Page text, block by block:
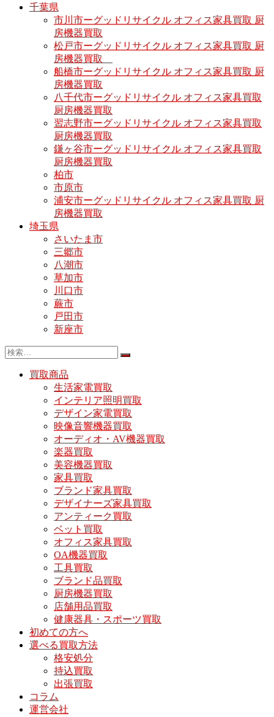
千葉県
市川市ーグッドリサイクル オフィス家具買取 厨
房機器買取
松戸市ーグッドリサイクル オフィス家具買取 厨
房機器買取
船橋市ーグッドリサイクル オフィス家具買取 厨
房機器買取
八千代市ーグッドリサイクル オフィス家具買取
厨房機器買取
習志野市ーグッドリサイクル オフィス家具買取
厨房機器買取
鎌ヶ谷市ーグッドリサイクル オフィス家具買取
厨房機器買取
柏市
市原市
浦安市ーグッドリサイクル オフィス家具買取 厨
房機器買取
埼玉県
さいたま市
三郷市
八潮市
草加市
川口市
蕨市
戸田市
新座市
買取商品
生活家電買取
インテリア照明買取
デザイン家電買取
映像音響機器買取
オーディオ・AV機器買取
楽器買取
美容機器買取
家具買取
ブランド家具買取
デザイナーズ家具買取
アンティーク買取
ベット買取
オフィス家具買取
OA機器買取
工具買取
ブランド品買取
厨房機器買取
店舗用品買取
健康器具・スポーツ買取
初めての方へ
選べる買取方法
格安処分
持込買取
出張買取
コラム
運営会社